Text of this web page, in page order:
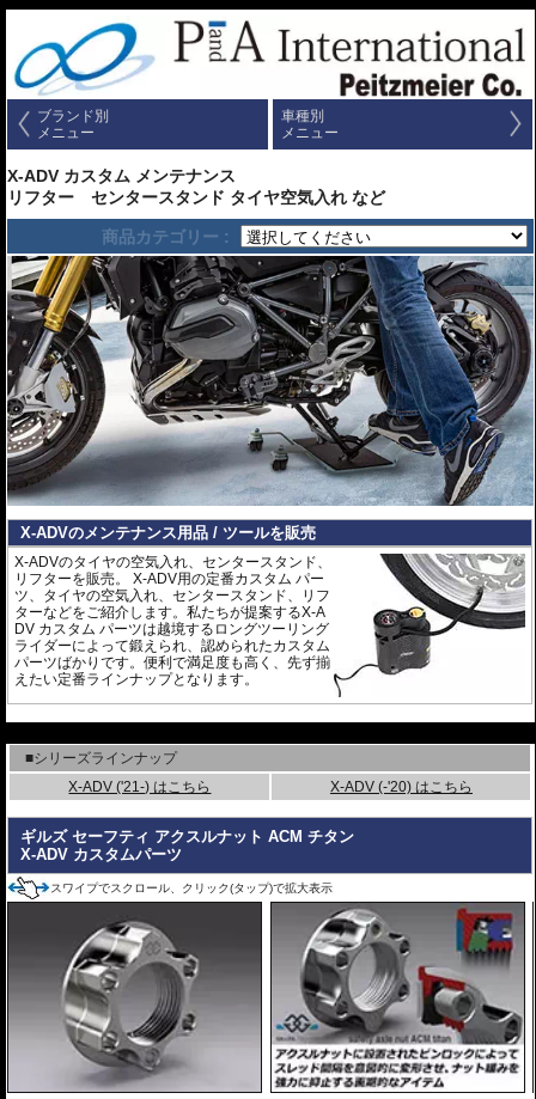
ブランド別
メニュー
車種別
メニュー
X-ADV カスタム メンテナンス
リフター センタースタンド タイヤ空気入れ など
商品カテゴリー :
X-ADVのメンテナンス用品 / ツールを販売
X-ADVのタイヤの空気入れ、センタースタンド、
リフターを販売。 X-ADV用の定番カスタム パー
ツ、タイヤの空気入れ、センタースタンド、リフ
ターなどをご紹介します。私たちが提案するX-A
DV カスタム パーツは越境するロングツーリング
ライダーによって鍛えられ、認められたカスタム
パーツばかりです。便利で満足度も高く、先ず揃
えたい定番ラインナップとなります。
■シリーズラインナップ
X-ADV ('21-) はこちら
X-ADV (-'20) はこちら
ギルズ セーフティ アクスルナット ACM チタン
X-ADV カスタムパーツ
スワイプでスクロール、クリック(タップ)で拡大表示